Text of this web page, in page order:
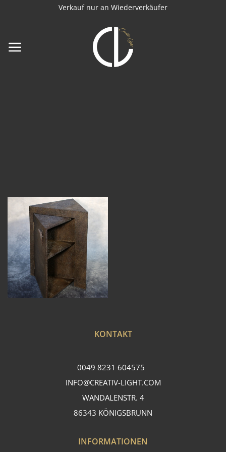
Verkauf nur an Wiederverkäufer
KONTAKT
0049 8231 604575
INFO@CREATIV-LIGHT.COM
WANDALENSTR. 4
86343 KÖNIGSBRUNN
INFORMATIONEN